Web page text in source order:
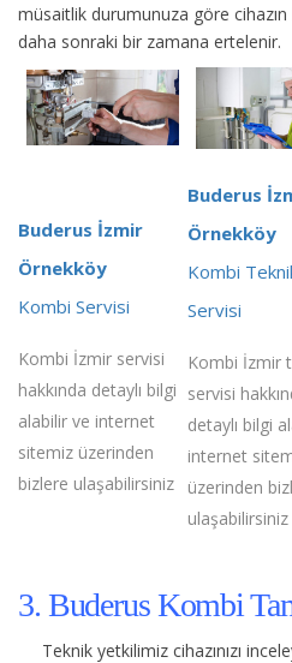
müsaitlik durumunuza göre
daha sonraki bir zamana ertelenir.
Buderus İzmir
Örnekköy
Kombi Servisi
Kombi İzmir servisi
hakkında detaylı bilgi
alabilir ve internet
sitemiz üzerinden
bizlere ulaşabilirsiniz
Buderus
Örnekköy
Kombi
Servisi
Kombi İzmir
servisi
detaylı bilgi
internet
üzerinden
ulaşabilirsiniz
3. Buderus Kombi
Teknik yetkilimiz cihazınızı